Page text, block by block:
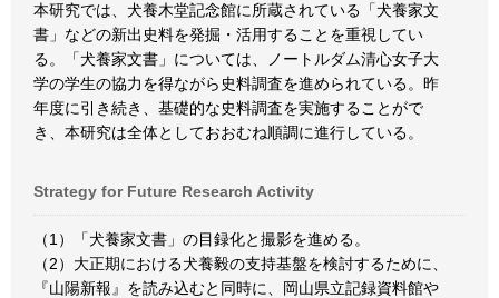
本研究では、犬養木堂記念館に所蔵されている「犬養家文
書」などの新出史料を発掘・活用することを重視してい
る。「犬養家文書」については、ノートルダム清心女子大
学の学生の協力を得ながら史料調査を進められている。昨
年度に引き続き、基礎的な史料調査を実施することがで
き、本研究は全体としておおむね順調に進行している。
Strategy for Future Research Activity
（1）「犬養家文書」の目録化と撮影を進める。
（2）大正期における犬養毅の支持基盤を検討するために、
『山陽新報』を読み込むと同時に、岡山県立記録資料館や